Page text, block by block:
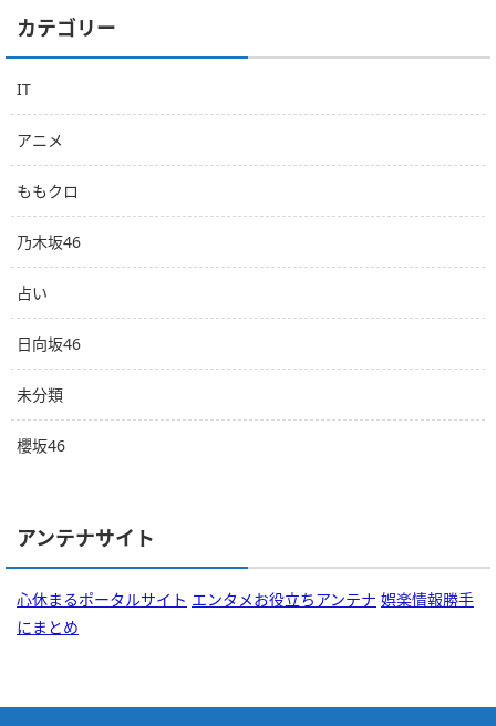
カテゴリー
IT
アニメ
ももクロ
乃木坂46
占い
日向坂46
未分類
櫻坂46
アンテナサイト
心休まるポータルサイト エンタメお役立ちアンテナ 娯楽情報勝手
にまとめ